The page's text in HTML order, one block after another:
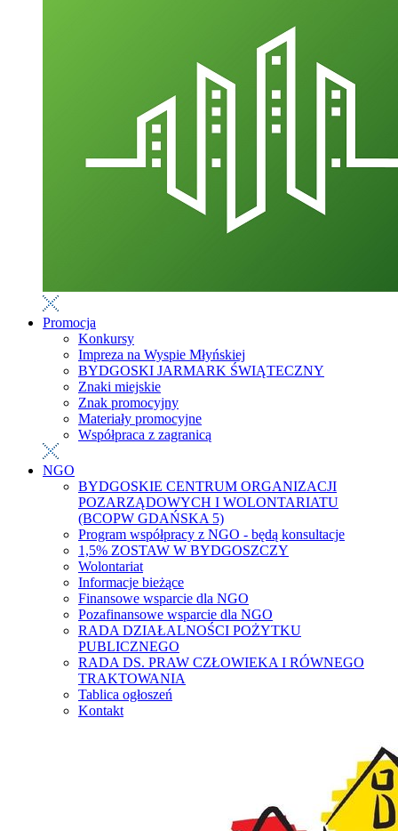
Promocja
Konkursy
Impreza na Wyspie Młyńskiej
BYDGOSKI JARMARK ŚWIĄTECZNY
Znaki miejskie
Znak promocyjny
Materiały promocyjne
Współpraca z zagranicą
NGO
BYDGOSKIE CENTRUM ORGANIZACJI
POZARZĄDOWYCH I WOLONTARIATU
(BCOPW GDAŃSKA 5)
Program współpracy z NGO - będą konsultacje
1,5% ZOSTAW W BYDGOSZCZY
Wolontariat
Informacje bieżące
Finansowe wsparcie dla NGO
Pozafinansowe wsparcie dla NGO
RADA DZIAŁALNOŚCI POŻYTKU
PUBLICZNEGO
RADA DS. PRAW CZŁOWIEKA I RÓWNEGO
TRAKTOWANIA
Tablica ogłoszeń
Kontakt